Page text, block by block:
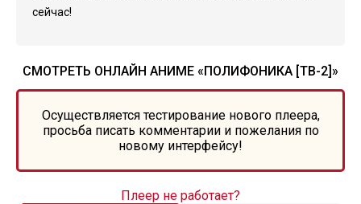
сейчас!
СМОТРЕТЬ ОНЛАЙН АНИМЕ «ПОЛИФОНИКА [ТВ-2]»
Осуществляется тестирование нового плеера,
просьба писать комментарии и пожелания по
новому интерфейсу!
Плеер не работает?